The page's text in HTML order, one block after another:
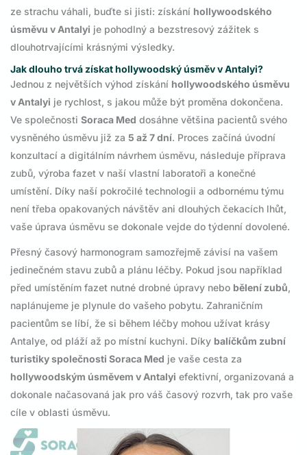
ze strachu váhali, buďte si jisti: získání hollywoodského
úsměvu v Antalyi je pohodlný a bezstresový zážitek s
dlouhotrvajícími krásnými výsledky.
Jak dlouho trvá získat hollywoodský úsměv v Antalyi?
Jednou z největších výhod získání hollywoodského úsměvu
v Antalyi je rychlost, s jakou může být proměna dokončena.
Ve společnosti Soraca Med dosáhne většina pacientů svého
vysněného úsměvu již za 5 až 7 dní. Proces začíná úvodní
konzultací a digitálním návrhem úsměvu, následuje příprava
zubů, výroba fazet v naší vlastní laboratoři a konečné
umístění. Díky naší pokročilé technologii a odbornému týmu
není třeba opakovaných návštěv ani dlouhých čekacích lhůt,
vaše úprava úsměvu se dokonale vejde do týdenní dovolené.
Přesný časový harmonogram samozřejmě závisí na vašem
jedinečném stavu zubů a plánu léčby. Pokud jsou například
před umístěním fazet nutné drobné úpravy nebo bělení zubů,
naplánujeme je plynule do vašeho pobytu. Zahraničním
pacientům se líbí, že si během léčby mohou užívat krásy
Antalye, od pláží až po místní kuchyni. Díky balíčkům zubní
turistiky společnosti Soraca Med je vaše cesta za
hollywoodským úsměvem v Antalyi efektivní, organizovaná a
dokonale načasovaná jak pro váš časový rozvrh, tak pro vaše
cíle v oblasti úsměvu.